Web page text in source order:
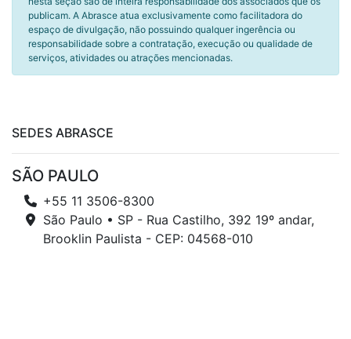
publicam. A Abrasce atua exclusivamente como facilitadora do
espaço de divulgação, não possuindo qualquer ingerência ou
responsabilidade sobre a contratação, execução ou qualidade de
serviços, atividades ou atrações mencionadas.
SEDES ABRASCE
SÃO PAULO
+55 11 3506-8300
São Paulo • SP - Rua Castilho, 392 19º andar,
Brooklin Paulista - CEP: 04568-010